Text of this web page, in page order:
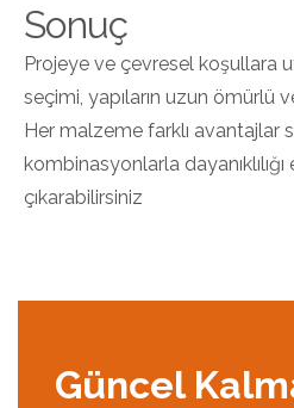
Sonuç
Projeye ve çevresel koşullara
seçimi, yapıların uzun ömürlü
Her malzeme farklı avantajlar
kombinasyonlarla
çıkarabilirsiniz
Güncel